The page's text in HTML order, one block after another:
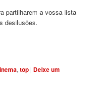
partilharem a vossa lista
desilusões.
,top | Deixe um